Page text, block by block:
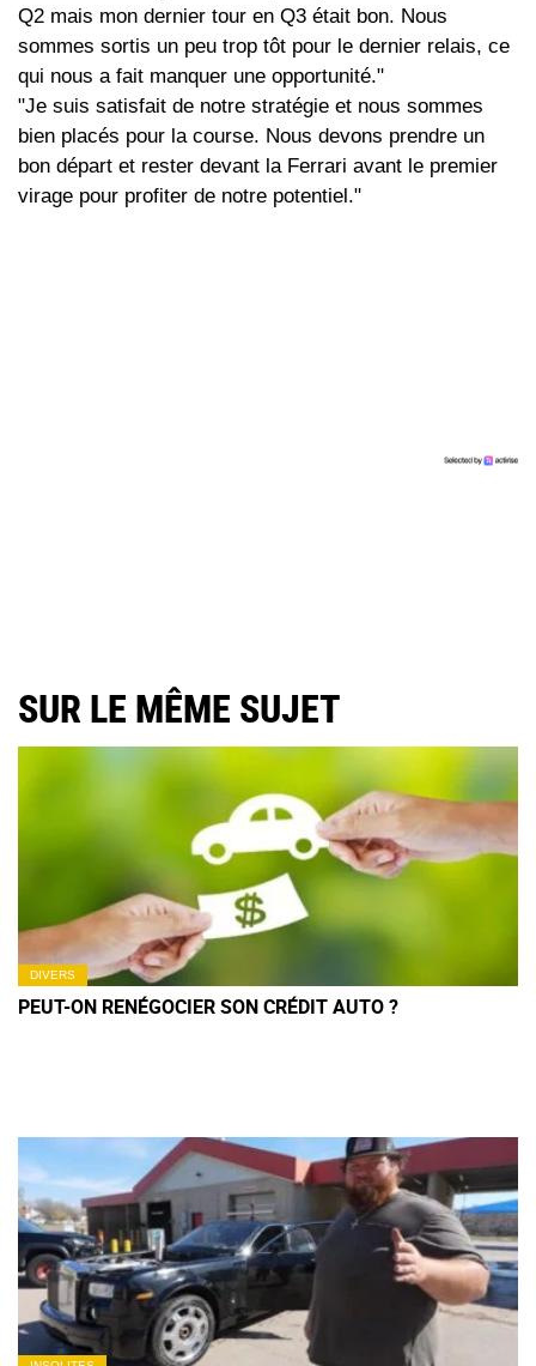
Q2 mais mon dernier tour en Q3 était bon. Nous
sommes sortis un peu trop tôt pour le dernier relais, ce
qui nous a fait manquer une opportunité."
"Je suis satisfait de notre stratégie et nous sommes
bien placés pour la course. Nous devons prendre un
bon départ et rester devant la Ferrari avant le premier
virage pour profiter de notre potentiel."
SUR LE MÊME SUJET
DIVERS
PEUT-ON RENÉGOCIER SON CRÉDIT AUTO ?